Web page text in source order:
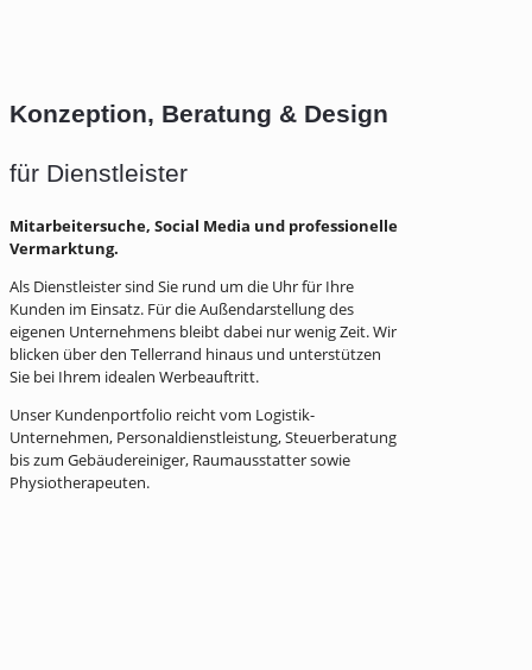
Konzeption, Beratung & Design
für Dienstleister
Mitarbeitersuche, Social Media und professionelle
Vermarktung.
Als Dienstleister sind Sie rund um die Uhr für Ihre
Kunden im Einsatz. Für die Außendarstellung des
eigenen Unternehmens bleibt dabei nur wenig Zeit. Wir
blicken über den Tellerrand hinaus und unterstützen
Sie bei Ihrem idealen Werbeauftritt.
Unser Kundenportfolio reicht vom Logistik-
Unternehmen, Personaldienstleistung, Steuerberatung
bis zum Gebäudereiniger, Raumausstatter sowie
Physiotherapeuten.